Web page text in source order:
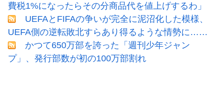
費税1%になったらその分商品代を値上げするわ」
UEFAとFIFAの争いが完全に泥沼化した模様、
UEFA側の逆転敗北すらあり得るような情勢に……
かつて650万部を誇った「週刊少年ジャン
プ」、発行部数が初の100万部割れ